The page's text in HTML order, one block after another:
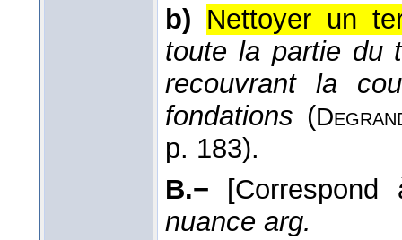
b) Nettoyer un
toute la partie du
recouvrant la
fondations (
p. 183).
B.−
nuance arg.